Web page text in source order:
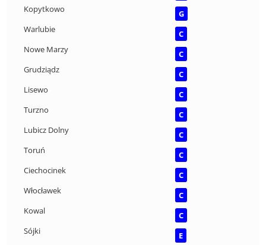
Kopytkowo
G
Warlubie
C
Nowe Marzy
C
Grudziądz
C
Lisewo
C
Turzno
C
Lubicz Dolny
C
Toruń
C
Ciechocinek
C
Włocławek
C
Kowal
C
Sójki
E